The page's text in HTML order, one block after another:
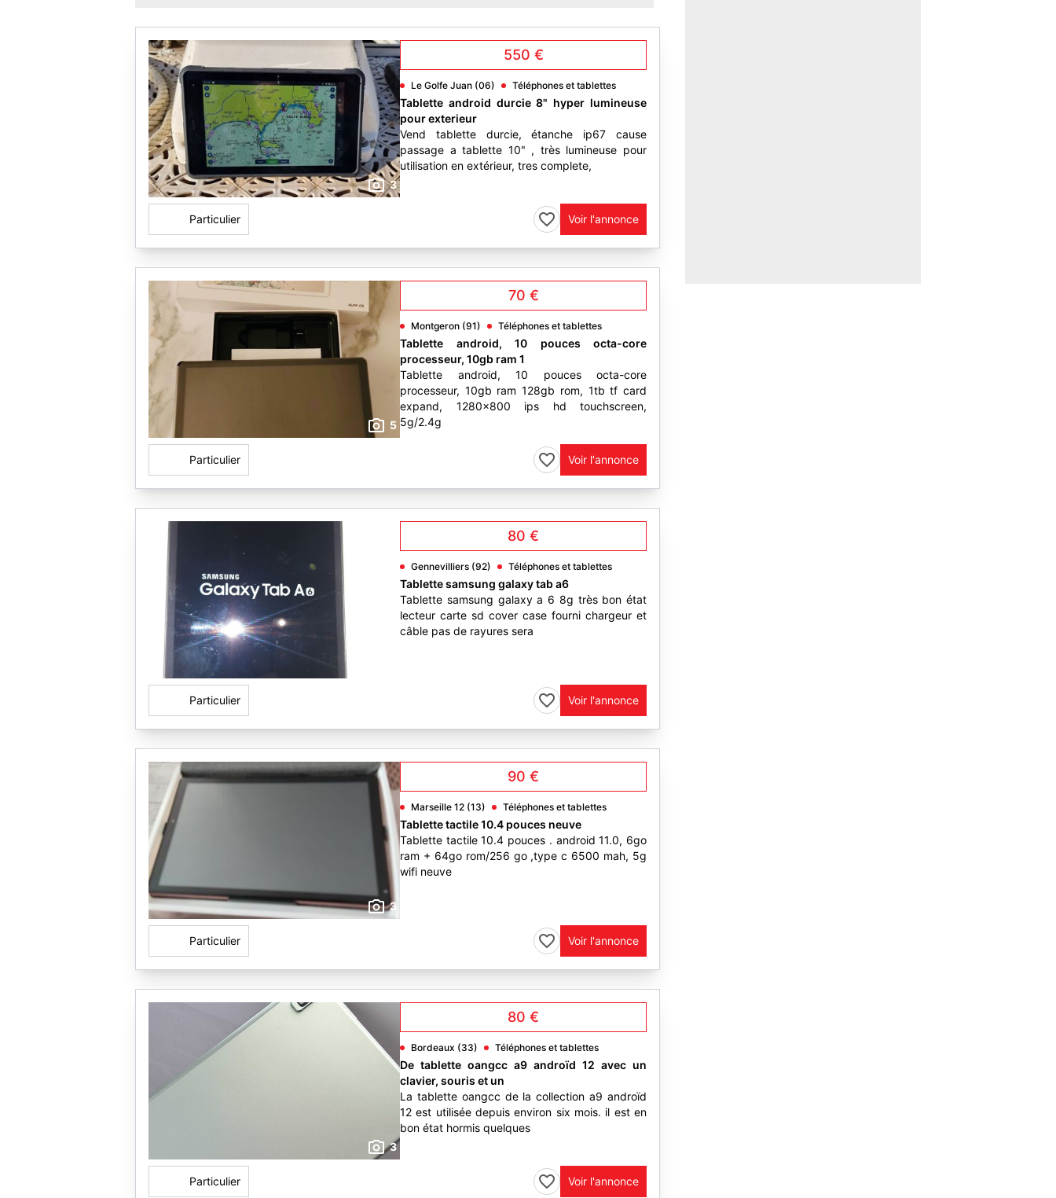
3
550 €
Le Golfe Juan (06) Téléphones et tablettes
Tablette android durcie 8" hyper lumineuse
pour exterieur
Vend tablette durcie, étanche ip67 cause
passage a tablette 10" , très lumineuse pour
utilisation en extérieur, tres complete,
Particulier Voir l'annonce
5
70 €
Montgeron (91) Téléphones et tablettes
Tablette android, 10 pouces octa-core
processeur, 10gb ram 1
Tablette android, 10 pouces octa-core
processeur, 10gb ram 128gb rom, 1tb tf card
expand, 1280x800 ips hd touchscreen,
5g/2.4g
Particulier Voir l'annonce
80 €
Gennevilliers (92) Téléphones et tablettes
Tablette samsung galaxy tab a6
Tablette samsung galaxy a 6 8g très bon état
lecteur carte sd cover case fourni chargeur et
câble pas de rayures sera
Particulier Voir l'annonce
3
90 €
Marseille 12 (13) Téléphones et tablettes
Tablette tactile 10.4 pouces neuve
Tablette tactile 10.4 pouces . android 11.0, 6go
ram + 64go rom/256 go ,type c 6500 mah, 5g
wifi neuve
Particulier Voir l'annonce
3
80 €
Bordeaux (33) Téléphones et tablettes
De tablette oangcc a9 androïd 12 avec un
clavier, souris et un
La tablette oangcc de la collection a9 androïd
12 est utilisée depuis environ six mois. il est en
bon état hormis quelques
Particulier Voir l'annonce